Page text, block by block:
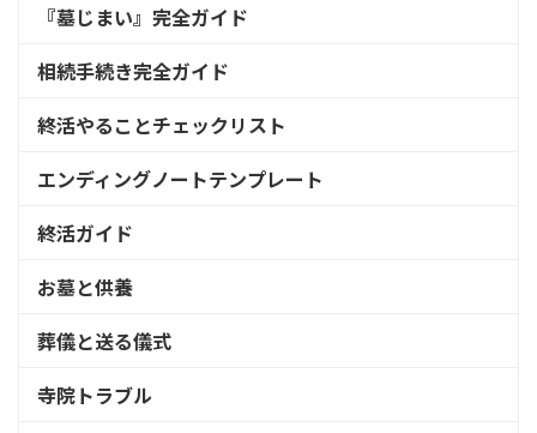
『墓じまい』完全ガイド
相続手続き完全ガイド
終活やることチェックリスト
エンディングノートテンプレート
終活ガイド
お墓と供養
葬儀と送る儀式
寺院トラブル